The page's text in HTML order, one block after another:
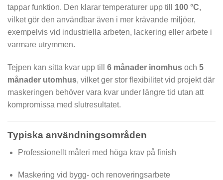
tappar funktion. Den klarar temperaturer upp till 100 °C,
vilket gör den användbar även i mer krävande miljöer,
exempelvis vid industriella arbeten, lackering eller arbete i
varmare utrymmen.
Tejpen kan sitta kvar upp till 6 månader inomhus och 5
månader utomhus, vilket ger stor flexibilitet vid projekt där
maskeringen behöver vara kvar under längre tid utan att
kompromissa med slutresultatet.
Typiska användningsområden
Professionellt måleri med höga krav på finish
Maskering vid bygg- och renoveringsarbete